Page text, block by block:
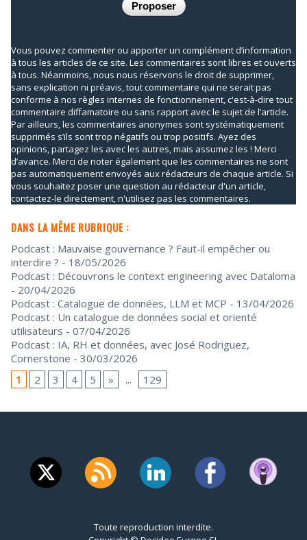
Vous pouvez commenter ou apporter un complément d’information
à tous les articles de ce site. Les commentaires sont libres et ouverts
à tous. Néanmoins, nous nous réservons le droit de supprimer,
sans explication ni préavis, tout commentaire qui ne serait pas
conforme à nos règles internes de fonctionnement, c'est-à-dire tout
commentaire diffamatoire ou sans rapport avec le sujet de l’article.
Par ailleurs, les commentaires anonymes sont systématiquement
supprimés s’ils sont trop négatifs ou trop positifs. Ayez des
opinions, partagez les avec les autres, mais assumez les ! Merci
d’avance. Merci de noter également que les commentaires ne sont
pas automatiquement envoyés aux rédacteurs de chaque article. Si
vous souhaitez poser une question au rédacteur d'un article,
contactez-le directement, n'utilisez pas les commentaires.
DANS LA MÊME RUBRIQUE :
Podcast : Mauvaise gouvernance ? Faut-il empêcher ou
interdire ? - 18/05/2026
Podcast : Découvrons le context engineering avec Dataloma
- 20/04/2026
Podcast : Catalogue de données, LLM et MCP - 13/04/2026
Podcast : Un catalogue de données social et orienté
utilisateurs - 07/04/2026
Podcast : IA, RH et données, avec José Rodriguez,
Cornerstone - 30/03/2026
1
2 3 4 5 » ... 129
Toute reproduction interdite.